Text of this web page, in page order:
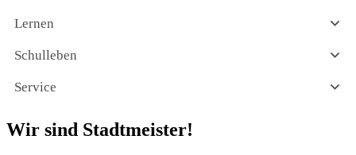
Lernen
Schulleben
Service
Wir sind Stadtmeister!